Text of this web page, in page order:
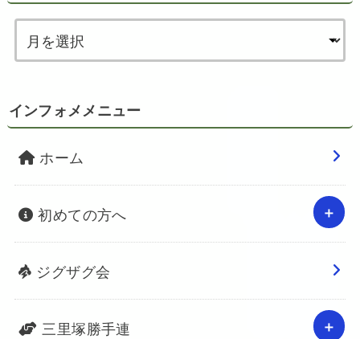
インフォメメニュー
ホーム
初めての方へ
ジグザグ会
三里塚勝手連